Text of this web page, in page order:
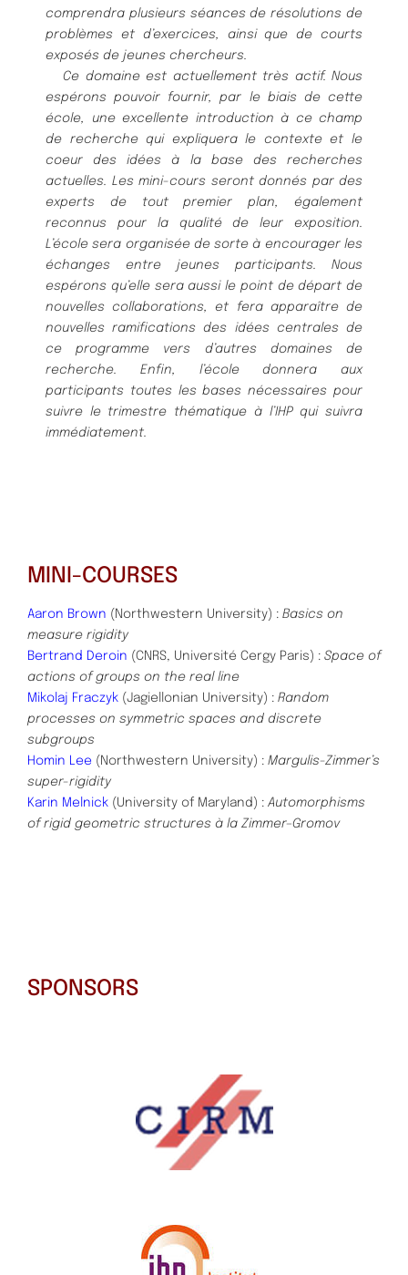
comprendra plusieurs séances de résolutions de
problèmes et d’exercices, ainsi quede courts
exposés de jeunes chercheurs.
Ce domaine est actuellement très actif. Nous
espérons pouvoir fournir, par le biais de cette
école,
une excellente introduction à ce champ
de recherche qui expliquera le contexte et le
coeur des idées à la base des recherches
actuelles. Les mini-cours seront donnés par des
experts de tout premier plan, également
reconnus pour la qualité de leur exposition.
L’école sera organisée de sorte à encourager les
échanges entre jeunes participants. Nous
espérons qu’elle sera aussi le point de départ de
nouvellescollaborations, et fera apparaître de
nouvelles ramifications des idées centrales de
ce programme vers d’autres domaines de
recherche. Enfin, l’école donnera aux
participants toutes les bases nécessaires pour
suivre le trimestre thématique à l’IHP qui suivra
immédiatement.
MINI-COURSES
Aaron Brown (Northwestern University) : Basics on
measure rigidity
Bertrand Deroin (CNRS, Université Cergy Paris) : Space of
actions of groups on the real line
Mikolaj Fraczyk (Jagiellonian University) : Random
processes on symmetric spaces and discrete
subgroups
Homin Lee (Northwestern University) : Margulis-Zimmer’s
super-rigidity
Karin Melnick (University of Maryland) : Automorphisms
of rigid geometric structures à la Zimmer–Gromov
SPONSORS